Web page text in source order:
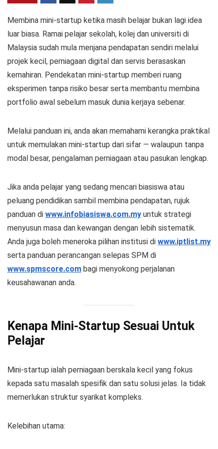
Membina mini-startup ketika masih belajar bukan lagi idea
luar biasa. Ramai pelajar sekolah, kolej dan universiti di
Malaysia sudah mula menjana pendapatan sendiri melalui
projek kecil, perniagaan digital dan servis berasaskan
kemahiran. Pendekatan mini-startup memberi ruang
eksperimen tanpa risiko besar serta membantu membina
portfolio awal sebelum masuk dunia kerjaya sebenar.
Melalui panduan ini, anda akan memahami kerangka praktikal
untuk memulakan mini-startup dari sifar — walaupun tanpa
modal besar, pengalaman perniagaan atau pasukan lengkap.
Jika anda pelajar yang sedang mencari biasiswa atau
peluang pendidikan sambil membina pendapatan, rujuk
panduan di www.infobiasiswa.com.my untuk strategi
menyusun masa dan kewangan dengan lebih sistematik.
Anda juga boleh meneroka pilihan institusi di www.iptlist.my
serta panduan perancangan selepas SPM di
www.spmscore.com bagi menyokong perjalanan
keusahawanan anda.
Kenapa Mini-Startup Sesuai Untuk
Pelajar
Mini-startup ialah perniagaan berskala kecil yang fokus
kepada satu masalah spesifik dan satu solusi jelas. Ia tidak
memerlukan struktur syarikat kompleks.
Kelebihan utama: